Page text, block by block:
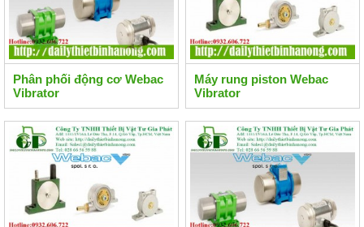
Phân phối động cơ Webac
Vibrator
Máy rung piston Webac
Vibrator